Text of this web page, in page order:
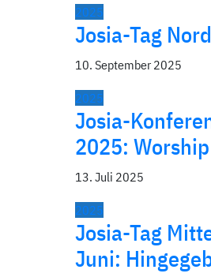
2025
Josia-Tag
10. September 2025
2025
Josia-
2025: Worship
13. Juli 2025
2025
Josia-Tag
Juni: